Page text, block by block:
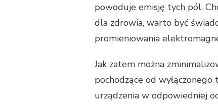
powoduje emisję tych pól.
dla zdrowia, warto być
promieniowania
Jak zatem można
pochodzące od
urządzenia w odpowiedniej